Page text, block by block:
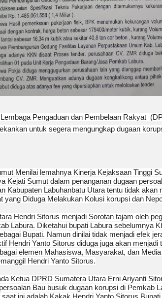
Pengaduan dan Pembelaan Rakyat
untuk segera mengungkap dugaan
Menilai lemahnya Kinerja Kejaksaan Tinggi
Kejati Sumut dalam penanganan dugaan
Kabupaten Labuhanbatu Utara tentu tidak akan
yang Diduga Melakukan Kolusi korupsi dan
Hendri Sitorus menjadi Sorotan tajam oleh
Labura. Diketahui bupati Labura sebelumnya
Bupati. Namun dinilai tidak menjadi efek
Hendri Yanto Sitorus diduga juga akan
elemen Mahasiswa, Masyarakat, dan
Hendri Yanto Sitorus.
Ketua DPRD Sumatera Utara Erni Ariyanti
Bau busuk dugaan korupsi di Pemkab